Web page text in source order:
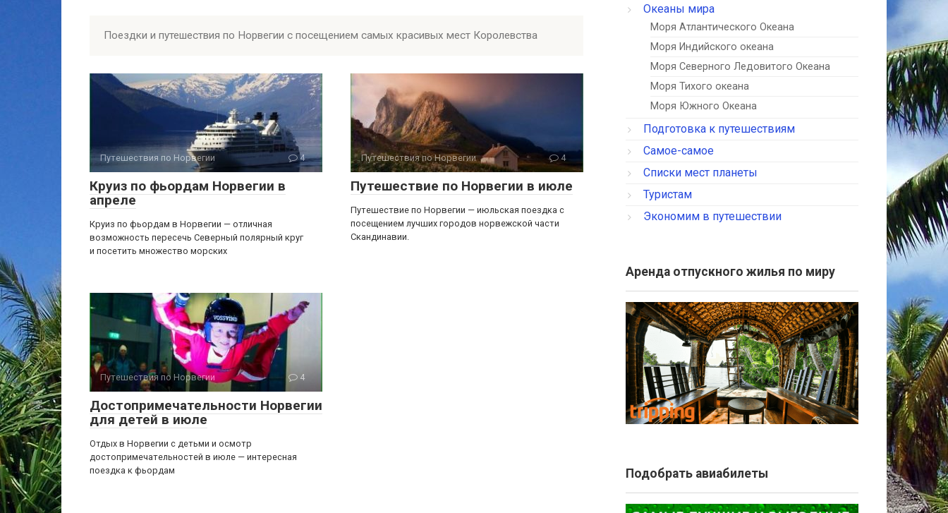
Поездки и путешествия по Норвегии с посещением самых красивых мест Королевства
Путешествия по Норвегии 4
Круиз по фьордам Норвегии в
апреле
Круиз по фьордам в Норвегии — отличная
возможность пересечь Северный полярный круг
и посетить множество морских
Путешествия по Норвегии 4
Путешествие по Норвегии в июле
Путешествие по Норвегии — июльская поездка с
посещением лучших городов норвежской части
Скандинавии.
Путешествия по Норвегии 4
Достопримечательности Норвегии
для детей в июле
Отдых в Норвегии с детьми и осмотр
достопримечательностей в июле — интересная
поездка к фьордам
Океаны мира
Моря Атлантического Океана
Моря Индийского океана
Моря Северного Ледовитого Океана
Моря Тихого океана
Моря Южного Океана
Подготовка к путешествиям
Самое-самое
Списки мест планеты
Туристам
Экономим в путешествии
Аренда отпускного жилья по миру
Подобрать авиабилеты